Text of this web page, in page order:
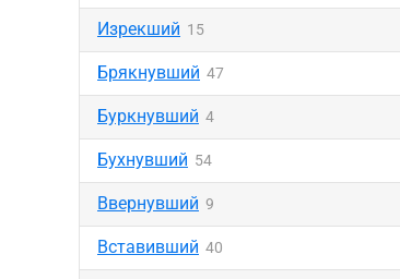
Изрекший 15
Брякнувший 47
Буркнувший 4
Бухнувший 54
Ввернувший 9
Вставивший 40